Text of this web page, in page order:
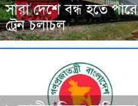
সারা দেশে বন্ধ হতে পারে
ট্রেন চলাচল